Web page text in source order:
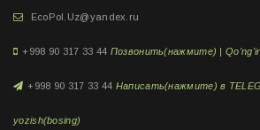
EcoPol.Uz@yandex.ru
+998 90 317 33 44 Позвонить(нажмите) |
+998 90 317 33 44 Написать(нажмите) в
yozish(bosing)